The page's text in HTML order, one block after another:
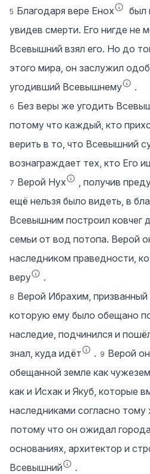
5 Благодаря вере Енох
был
увидев смерти. Его нигде не
Всевышний взял его. Но до
этого мира, он заслужил
угодивший Всевышнему
.
6 Без веры же угодить
потому что каждый, кто
верить в то, что Всевышний
вознаграждает тех, кто Его
7 Верой Нух
, получив
ещё нельзя было видеть, в
Всевышним построил ковчег
семьи от вод потопа. Верой
наследником праведности,
веру
.
8 Верой Ибрахим,
которую ему было обещано
наследие, подчинился и
знал, куда идёт
. 9 Верой
обещанной земле как
как и Исхак и Якуб, которые
наследниками согласно
потому что он ожидал
основаниях, архитектор и
Всевышний
.